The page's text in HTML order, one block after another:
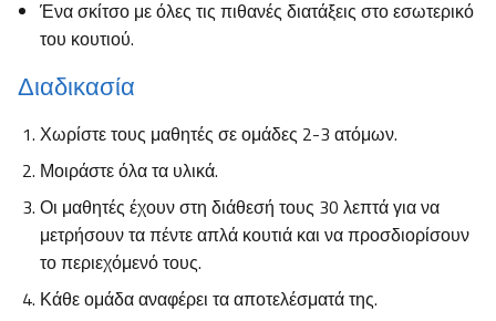
Ένα σκίτσο με όλες τις πιθανές διατάξεις στο εσωτερικό
του κουτιού.
Διαδικασία
Χωρίστε τους μαθητές σε ομάδες 2-3 ατόμων.
Μοιράστε όλα τα υλικά.
Οι μαθητές έχουν στη διάθεσή τους 30 λεπτά για να
μετρήσουν τα πέντε απλά κουτιά και να προσδιορίσουν
το περιεχόμενό τους.
Κάθε ομάδα αναφέρει τα αποτελέσματά της.